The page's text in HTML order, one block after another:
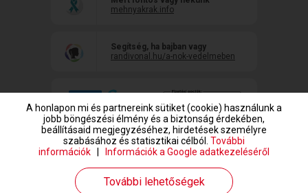
mehnyakrak.info
Segítség, ha bajban vagy
randivonal.hu/a-nok-vedelmeben
www.randivonal.hu © Copyright 1999-2026 Dating Central Europe Zrt.
A honlapon mi és partnereink sütiket (cookie) használunk a
jobb böngészési élmény és a biztonság érdekében,
beállításaid megjegyzéséhez, hirdetések személyre
szabásához és statisztikai célból. További
információk
Információk a Google adatkezeléséről
További lehetőségek